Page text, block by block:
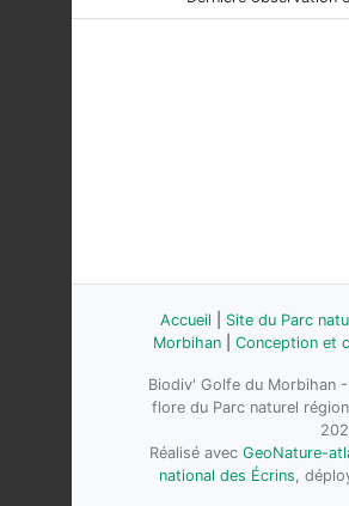
Accueil
Site du Parc
Morbihan| Conception et
Biodiv' Golfe du Morbihan
flore du Parc naturel
Réalisé avec GeoNature-
national des Écrins,